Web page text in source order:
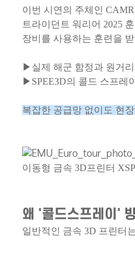
이번 시연의 주체인
트라이던트 워리어 2025
장비를 사용하는 훈련을
▶실제 해군 함정과 원거
▶SPEE3D의 콜드 스프레
복잡한 공급망 없이도 현장
이동형 금속 3D프린터
왜 '콜드스프레이'
일반적인 금속 3D 프린터